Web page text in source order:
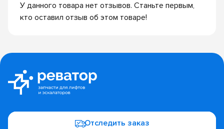
У данного товара нет отзывов. Станьте первым,
кто оставил отзыв об этом товаре!
Отследить заказ